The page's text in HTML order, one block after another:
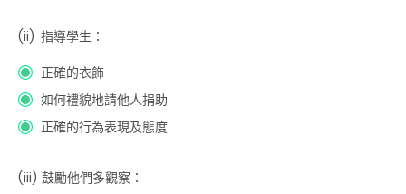
(ii) 指導學生：
正確的衣飾
如何禮貌地請他人捐助
正確的行為表現及態度
(iii) 鼓勵他們多觀察：